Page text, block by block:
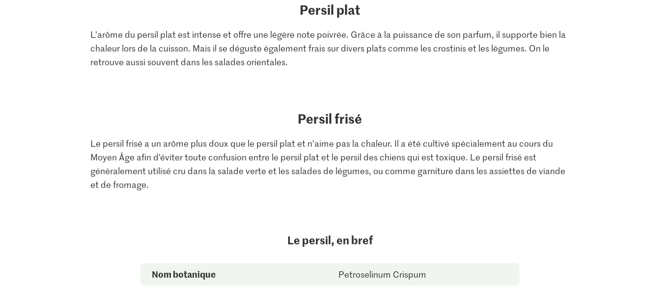
Persil plat
L’arôme du persil plat est intense et offre une légère note poivrée. Grâce à la puissance de son parfum, il supporte bien la
chaleur lors de la cuisson. Mais il se déguste également frais sur divers plats comme les crostinis et les légumes. On le
retrouve aussi souvent dans les salades orientales.
Persil frisé
Le persil frisé a un arôme plus doux que le persil plat et n’aime pas la chaleur. Il a été cultivé spécialement au cours du
Moyen Âge afin d’éviter toute confusion entre le persil plat et le persil des chiens qui est toxique. Le persil frisé est
généralement utilisé cru dans la salade verte et les salades de légumes, ou comme garniture dans les assiettes de viande
et de fromage.
Le persil, en bref
Nom botanique Petroselinum Crispum